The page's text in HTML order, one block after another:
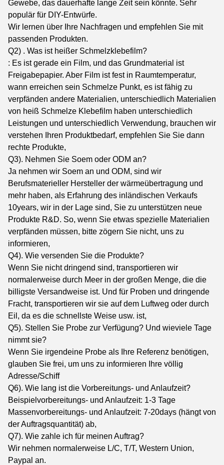
Gewebe, das dauerhafte lange Zeit sein könnte. Sehr
populär für DIY-Entwürfe.
Wir lernen über Ihre Nachfragen und empfehlen Sie mit
passenden Produkten.
Q2) . Was ist heißer Schmelzklebefilm?
: Es ist gerade ein Film, und das Grundmaterial ist
Freigabepapier. Aber Film ist fest in Raumtemperatur,
wann erreichen sein Schmelze Punkt, es ist fähig zu
verpfänden andere Materialien, unterschiedlich Materialien
von heiß Schmelze Klebefilm haben unterschiedlich
Leistungen und unterschiedlich Verwendung, brauchen wir
verstehen Ihren Produktbedarf, empfehlen Sie Sie dann
rechte Produkte,
Q3). Nehmen Sie Soem oder ODM an?
Ja nehmen wir Soem an und ODM, sind wir
Berufsmaterieller Hersteller der wärmeübertragung und
mehr haben, als Erfahrung des inländischen Verkaufs
10years, wir in der Lage sind, Sie zu unterstützen neue
Produkte R&D. So, wenn Sie etwas spezielle Materialien
verpfänden müssen, bitte zögern Sie nicht, uns zu
informieren,
Q4). Wie versenden Sie die Produkte?
Wenn Sie nicht dringend sind, transportieren wir
normalerweise durch Meer in der großen Menge, die die
billigste Versandweise ist. Und für Proben und dringende
Fracht, transportieren wir sie auf dem Luftweg oder durch
Eil, da es die schnellste Weise usw. ist,
Q5). Stellen Sie Probe zur Verfügung? Und wieviele Tage
nimmt sie?
Wenn Sie irgendeine Probe als Ihre Referenz benötigen,
glauben Sie frei, um uns zu informieren Ihre völlig
Adresse/Schiff
Q6). Wie lang ist die Vorbereitungs- und Anlaufzeit?
Beispielvorbereitungs- und Anlaufzeit: 1-3 Tage
Massenvorbereitungs- und Anlaufzeit: 7-20days (hängt von
der Auftragsquantität) ab,
Q7). Wie zahle ich für meinen Auftrag?
Wir nehmen normalerweise L/C, T/T, Western Union,
Paypal an.